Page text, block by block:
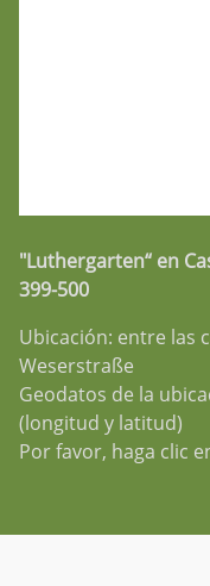
"Luthergarten“ en
399-500
Ubicación: entre las
Weserstraße
Geodatos de la
(longitud y latitud)
Por favor, haga clic